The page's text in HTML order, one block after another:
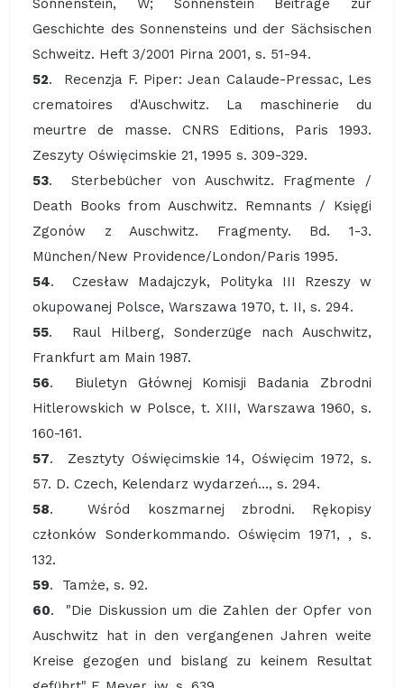
Sonnenstein, W; Sonnenstein Beiträge zur
Geschichte des Sonnensteins und der Sächsischen
Schweitz. Heft 3/2001 Pirna 2001, s. 51-94.
52. Recenzja F. Piper: Jean Calaude-Pressac, Les
crematoires d'Auschwitz. La maschinerie du
meurtre de masse. CNRS Editions, Paris 1993.
Zeszyty Oświęcimskie 21, 1995 s. 309-329.
53. Sterbebücher von Auschwitz. Fragmente /
Death Books from Auschwitz. Remnants / Księgi
Zgonów z Auschwitz. Fragmenty. Bd. 1-3.
München/New Providence/London/Paris 1995.
54. Czesław Madajczyk, Polityka III Rzeszy w
okupowanej Polsce, Warszawa 1970, t. II, s. 294.
55. Raul Hilberg, Sonderzüge nach Auschwitz,
Frankfurt am Main 1987.
56. Biuletyn Głównej Komisji Badania Zbrodni
Hitlerowskich w Polsce, t. XIII, Warszawa 1960, s.
160-161.
57. Zesztyty Oświęcimskie 14, Oświęcim 1972, s.
57. D. Czech, Kelendarz wydarzeń..., s. 294.
58. Wśród koszmarnej zbrodni. Rękopisy
członków Sonderkommando. Oświęcim 1971, , s.
132.
59. Tamże, s. 92.
60. "Die Diskussion um die Zahlen der Opfer von
Auschwitz hat in den vergangenen Jahren weite
Kreise gezogen und bislang zu keinem Resultat